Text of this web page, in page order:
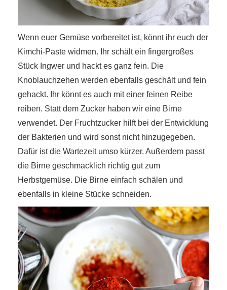
Wenn euer Gemüse vorbereitet ist, könnt ihr euch der
Kimchi-Paste widmen. Ihr schält ein fingergroßes
Stück Ingwer und hackt es ganz fein. Die
Knoblauchzehen werden ebenfalls geschält und fein
gehackt. Ihr könnt es auch mit einer feinen Reibe
reiben. Statt dem Zucker haben wir eine Birne
verwendet. Der Fruchtzucker hilft bei der Entwicklung
der Bakterien und wird sonst nicht hinzugegeben.
Dafür ist die Wartezeit umso kürzer. Außerdem passt
die Birne geschmacklich richtig gut zum
Herbstgemüse. Die Birne einfach schälen und
ebenfalls in kleine Stücke schneiden.